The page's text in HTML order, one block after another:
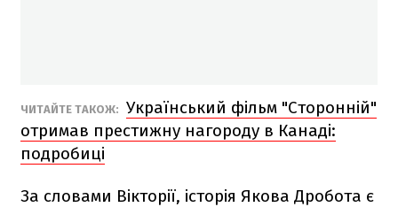
ЧИТАЙТЕ ТАКОЖ: Український фільм "Сторонній"
отримав престижну нагороду в Канаді:
подробиці
За словами Вікторії, історія Якова Дробота є